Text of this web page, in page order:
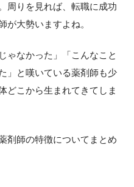
周りを見れば、転職に成功
が大勢いますよね。
ゃなかった」「こんなこと
」と嘆いている薬剤師も少
どこから生まれてきてしま
剤師の特徴についてまとめ